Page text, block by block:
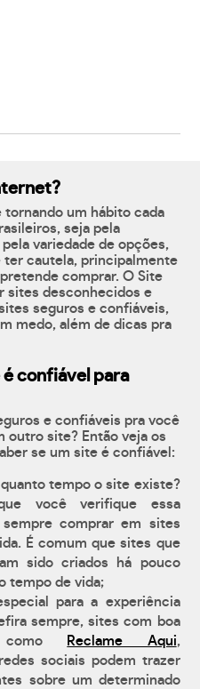
um hábito cada
seja pela
variedade de opções,
cautela, principalmente
comprar. O Site
sites desconhecidos e
seguros e confiáveis,
medo, além de dicas pra
é confiável para
e confiáveis pra você
outro site? Então veja os
se um site é confiável:
tempo o site existe?
você verifique essa
comprar em sites
É comum que sites que
sido criados há pouco
tempo de vida;
para a experiência
sempre, sites com boa
como
Reclame Aqui,
sociais podem trazer
sobre um determinado